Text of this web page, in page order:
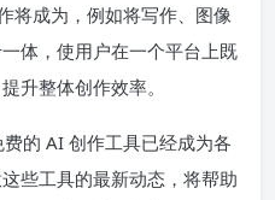
将成为，例如将写作、图像
体，使用户在一个平台上既
升整体创作效率。
的 AI 创作工具已经成为各
些工具的最新动态，将帮助